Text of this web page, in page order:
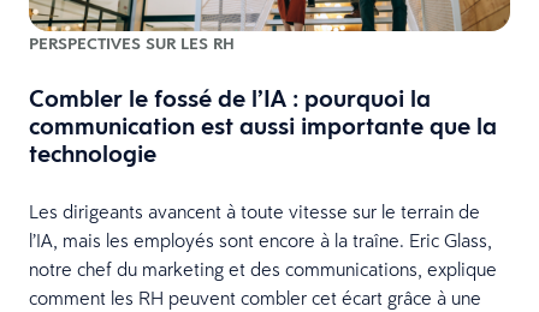
PERSPECTIVES SUR LES RH
Combler le fossé de l’IA : pourquoi la
communication est aussi importante que la
technologie
Les dirigeants avancent à toute vitesse sur le terrain de
l’IA, mais les employés sont encore à la traîne. Eric Glass,
notre chef du marketing et des communications, explique
comment les RH peuvent combler cet écart grâce à une